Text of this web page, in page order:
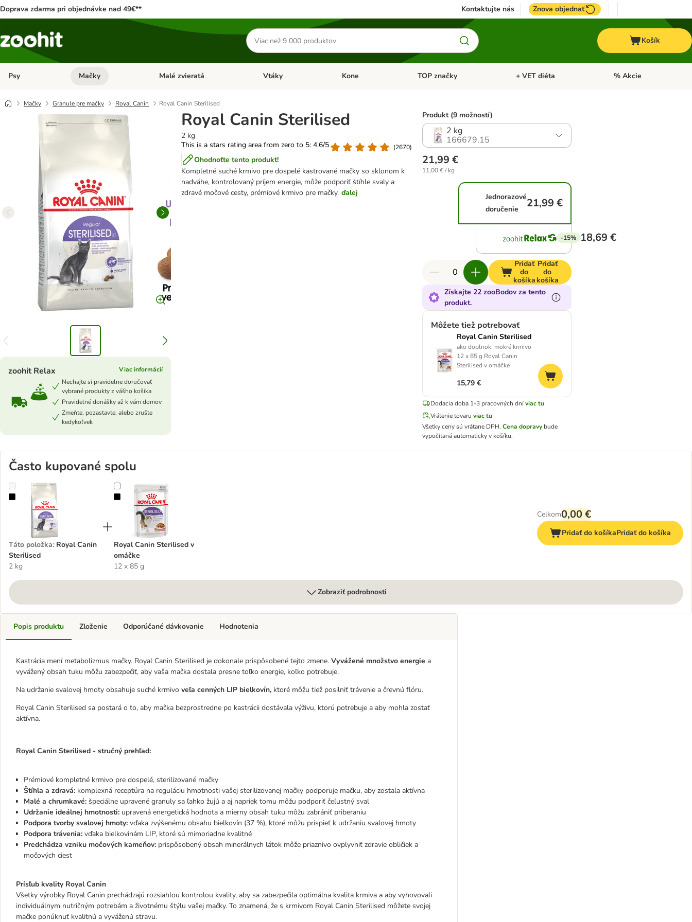
Doprava zdarma pri objednávke nad 49€** Kontaktujte nás Znova objednať
Hľadať
produkty
Košík
Psy Otvoriť menu: Psy
Mačky Otvoriť menu: Mačky
Malé zvieratá Otvoriť menu: Malé zvieratá
Vtáky Otvoriť menu: Vtáky
Kone Otvoriť menu: Kone
TOP značky Otvoriť menu: TOP značky
+ VET diéta Otvoriť menu: + VET diéta
% Akcie
Mačky Granule pre mačky Royal Canin Royal Canin Sterilised
Royal Canin Sterilised
2 kg
This is a stars rating area from zero to 5: 4.6/5
(2670)
Ohodnoťte tento produkt!
Kompletné suché krmivo pre dospelé kastrované mačky so sklonom k
nadváhe, kontrolovaný príjem energie, môže podporiť štíhle svaly a
zdravé močové cesty, prémiové krmivo pre mačky. ďalej
zoohit Relax
Viac informácií
Nechajte si pravidelne doručovať
vybrané produkty z vášho košíka
Pravidelné donášky až k vám domov
Zmeňte, pozastavte, alebo zrušte
kedykoľvek
Produkt (9 možností)
2 kg
166679.15
21,99 €
11,00 € / kg
Jednorazové
doručenie
21,99 €
-15% 18,69 €
Pridať
do
košíka
Pridať
do
košíka
Získajte 22 zooBodov za tento
produkt.
Môžete tiež potrebovať
Royal Canin Sterilised
ako doplnok: mokré krmivo
12 x 85 g Royal Canin
Sterilised v omáčke
15,79 €
Dodacia doba 1-3 pracovných dní viac tu
Vrátenie tovaru viac tu
Všetky ceny sú vrátane DPH. Cena dopravybude
vypočítaná automaticky v košíku.
Často kupované spolu
Royal Canin Sterilised
Táto položka: Royal Canin
Sterilised
2 kg
Royal Canin Sterilised v omáčke
Royal Canin Sterilised v
omáčke
12 x 85 g
Celkom0,00 €
Pridať do košíkaPridať do košíka
Zobraziť podrobnosti
Popis produktu
Kastrácia mení metabolizmus mačky. Royal Canin Sterilised je dokonale prispôsobené tejto zmene. Vyvážené množstvo energie a
vyvážený obsah tuku môžu zabezpečiť, aby vaša mačka dostala presne toľko energie, koľko potrebuje.
Na udržanie svalovej hmoty obsahuje suché krmivo veľa cenných LIP bielkovín, ktoré môžu tiež posilniť trávenie a črevnú flóru.
Royal Canin Sterilised sa postará o to, aby mačka bezprostredne po kastrácii dostávala výživu, ktorú potrebuje a aby mohla zostať
aktívna.
Royal Canin Sterilised - stručný prehľad:
Prémiové kompletné krmivo pre dospelé, sterilizované mačky
Štíhla a zdravá: komplexná receptúra na reguláciu hmotnosti vašej sterilizovanej mačky podporuje mačku, aby zostala aktívna
Malé a chrumkavé: špeciálne upravené granuly sa ľahko žujú a aj napriek tomu môžu podporiť čeľustný sval
Udržanie ideálnej hmotnosti: upravená energetická hodnota a mierny obsah tuku môžu zabrániť priberaniu
Podpora tvorby svalovej hmoty: vďaka zvýšenému obsahu bielkovín (37 %), ktoré môžu prispieť k udržaniu svalovej hmoty
Podpora trávenia: vďaka bielkovinám LIP, ktoré sú mimoriadne kvalitné
Predchádza vzniku močových kameňov: prispôsobený obsah minerálnych látok môže priaznivo ovplyvniť zdravie obličiek a
močových ciest
Prísľub kvality Royal Canin
Všetky výrobky Royal Canin prechádzajú rozsiahlou kontrolou kvality, aby sa zabezpečila optimálna kvalita krmiva a aby vyhovovali
individuálnym nutričným potrebám a životnému štýlu vašej mačky. To znamená, že s krmivom Royal Canin Sterilised môžete svojej
mačke ponúknuť kvalitnú a vyváženú stravu.
Zloženie Odporúčané dávkovanie Hodnotenia